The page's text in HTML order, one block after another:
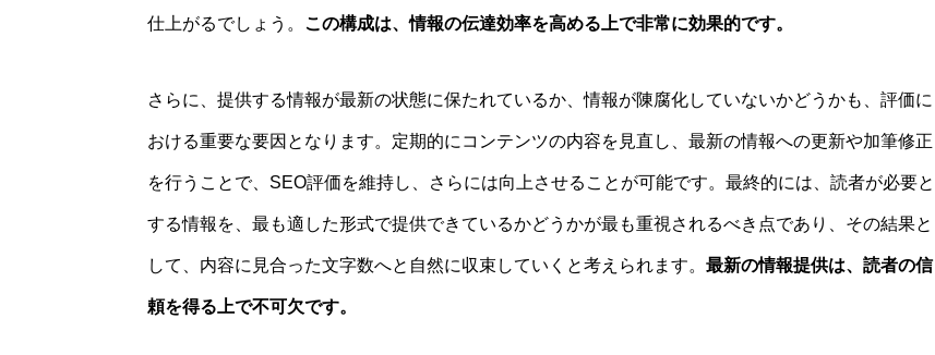
仕上がるでしょう。 この構成は、情報の伝達効率を高める上で非常に効果的です。
さらに、提供する情報が最新の状態に保たれているか、情報が陳腐化していないかどうかも、評価に
おける重要な要因となります。定期的にコンテンツの内容を見直し、最新の情報への更新や加筆修正
を行うことで、SEO評価を維持し、さらには向上させることが可能です。最終的には、読者が必要と
する情報を、最も適した形式で提供できているかどうかが最も重視されるべき点であり、その結果と
して、内容に見合った文字数へと自然に収束していくと考えられます。 最新の情報提供は、読者の信
頼を得る上で不可欠です。